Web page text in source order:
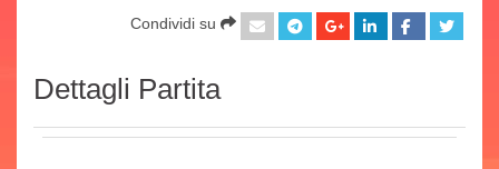
Condividi su
Dettagli Partita